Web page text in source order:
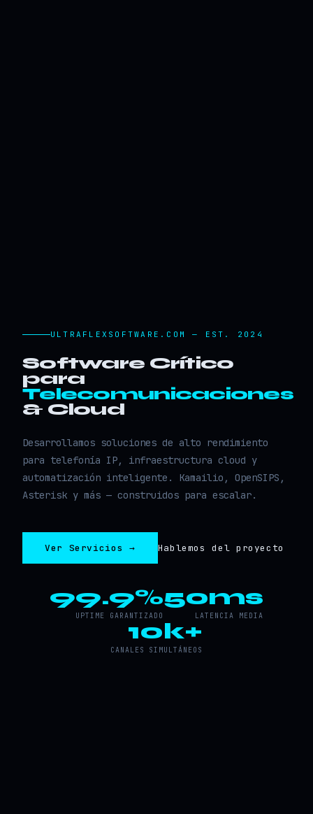
ULTRAFLEXSOFTWARE.COM — EST. 2024
Software Crítico
para
Telecomunicaciones
& Cloud
Desarrollamos soluciones de alto rendimiento
para telefonía IP, infraestructura cloud y
automatización inteligente. Kamailio, OpenSIPS,
Asterisk y más — construidos para escalar.
Ver Servicios → Hablemos del proyecto
99.9%
UPTIME GARANTIZADO
50ms
LATENCIA MEDIA
10k+
CANALES SIMULTÁNEOS